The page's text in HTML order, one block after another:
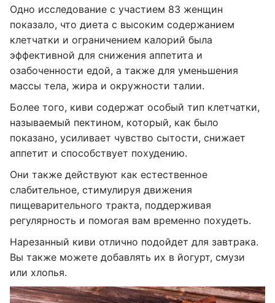
Одно исследование с участием 83 женщин
показало, что диета с высоким содержанием
клетчатки и ограничением калорий была
эффективной для снижения аппетита и
озабоченности едой, а также для уменьшения
массы тела, жира и окружности талии.
Более того, киви содержат особый тип клетчатки,
называемый пектином, который, как было
показано, усиливает чувство сытости, снижает
аппетит и способствует похудению.
Они также действуют как естественное
слабительное, стимулируя движения
пищеварительного тракта, поддерживая
регулярность и помогая вам временно похудеть.
Нарезанный киви отлично подойдет для завтрака.
Вы также можете добавлять их в йогурт, смузи
или хлопья.